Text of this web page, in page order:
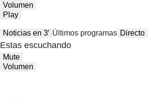
Volumen
Play
Noticias en 3′ Últimos programas Directo
Estas escuchando
Mute
Volumen